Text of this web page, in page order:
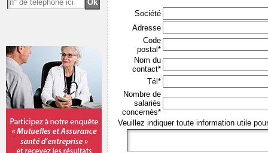
Société
Adresse
Code
postal*
Nom du
contact*
Tél*
Nombre de
salariés
concernés*
Veuillez indiquer toute information utile